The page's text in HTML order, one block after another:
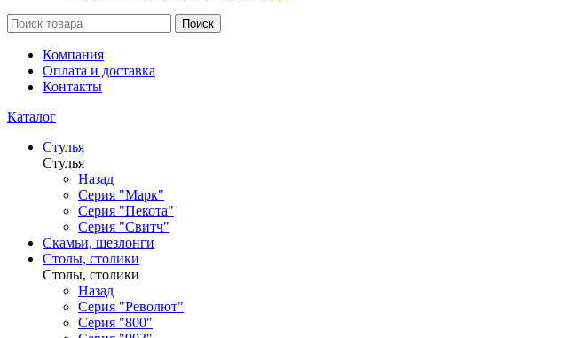
Поиск
Компания
Оплата и доставка
Контакты
Каталог
Стулья
Стулья
Назад
Серия "Марк"
Серия "Пекота"
Серия "Свитч"
Скамьи, шезлонги
Столы, столики
Столы, столики
Назад
Серия "Револют"
Серия "800"